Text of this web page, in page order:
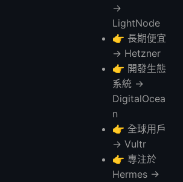
→
LightNode
👉 長期便宜
→ Hetzner
👉 開發生態
系統 →
DigitalOcea
n
👉 全球用戶
→ Vultr
👉 專注於
Hermes →